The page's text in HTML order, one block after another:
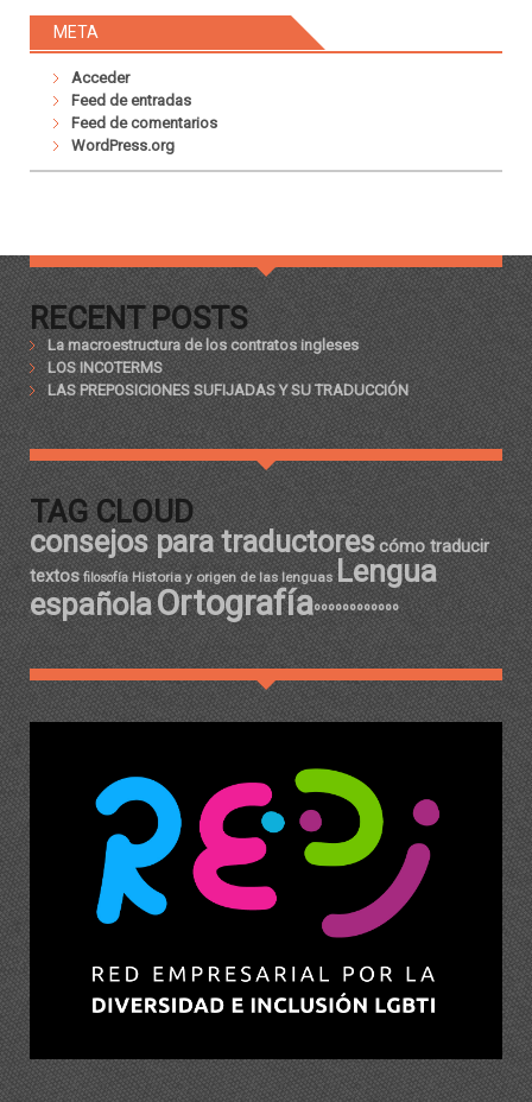
META
Acceder
Feed de entradas
Feed de comentarios
WordPress.org
RECENT POSTS
La macroestructura de los contratos ingleses
LOS INCOTERMS
LAS PREPOSICIONES SUFIJADAS Y SU TRADUCCIÓN
TAG CLOUD
consejos para traductorescómo traducir
textos filosofía Historia y origen de las lenguas Lengua
españolaOrtografíaºººººººººººº